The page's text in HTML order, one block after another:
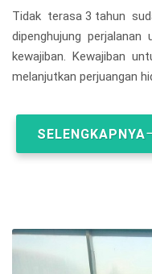
Tidak terasa 3 tahun
dipenghujung
kewajiban. Kewajiban
melanjutkan perjuangan
SELENGKAPNYA